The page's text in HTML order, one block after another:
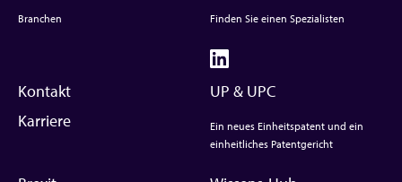
Branchen
Finden Sie einen Spezialisten
Kontakt
Karriere
UP & UPC
Ein neues Einheitspatent und ein
einheitliches Patentgericht